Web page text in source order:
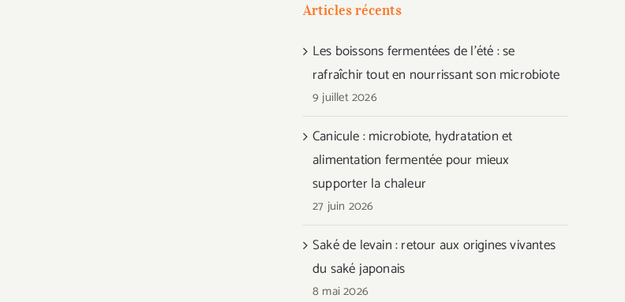
Articles récents
Les boissons fermentées de l’été : se
rafraîchir tout en nourrissant son microbiote
9 juillet 2026
Canicule : microbiote, hydratation et
alimentation fermentée pour mieux
supporter la chaleur
27 juin 2026
Saké de levain : retour aux origines vivantes
du saké japonais
8 mai 2026